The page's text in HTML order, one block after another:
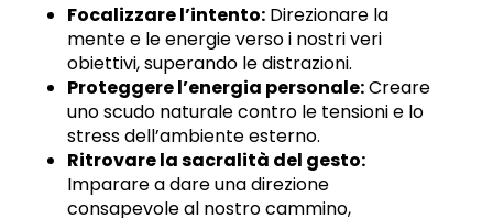
Focalizzare l’intento:Direzionare la
mente e le energie verso i nostri veri
obiettivi, superando le distrazioni.
Proteggere l’energia personale:Creare
uno scudo naturale contro le tensioni e lo
stress dell’ambiente esterno.
Ritrovare la sacralità del gesto:
Imparare a dare una direzione
consapevole al nostro cammino,